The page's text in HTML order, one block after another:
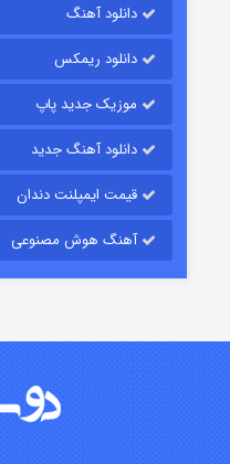
قسمت۱۵ (دوبله)
دانلود آهنگ
دانلود ریمکس
موزیک جدید پاپ
دانلود آهنگ جدید
قیمت ایمپلنت دندان
آهنگ هوش مصنوعی